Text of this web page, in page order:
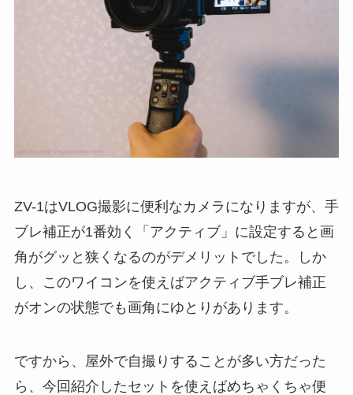
ZV-1はVLOG撮影に便利なカメラになりますが、手
ブレ補正が1番効く「アクティブ」に設定すると画
角がグッと狭くなるのがデメリットでした。しか
し、このワイコンを使えばアクティブ手ブレ補正
がオンの状態でも画角にゆとりがあります。
ですから、屋外で自撮りすることが多い方だった
ら、今回紹介したセットを使えばめちゃくちゃ便